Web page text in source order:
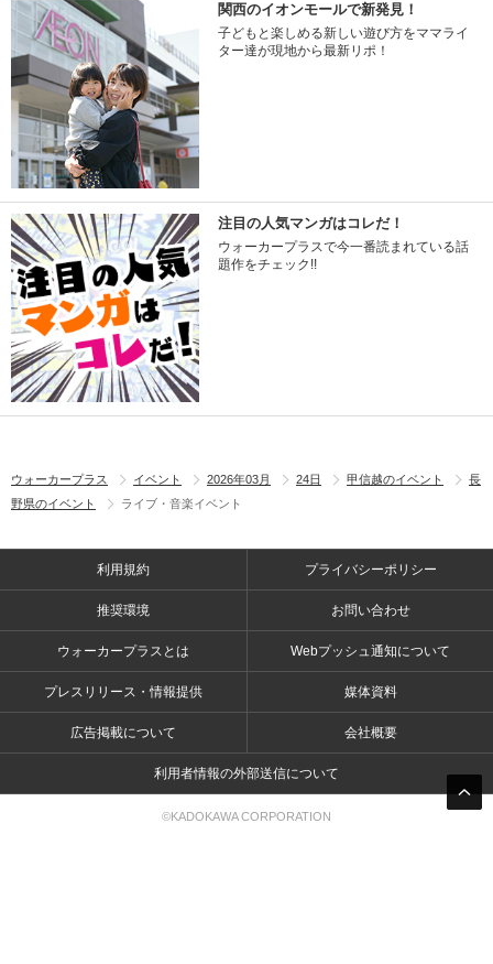
関西のイオンモールで新発見！
子どもと楽しめる新しい遊び方をママライ
ター達が現地から最新リポ！
注目の人気マンガはコレだ！
ウォーカープラスで今一番読まれている話
題作をチェック!!
ウォーカープラス イベント 2026年03月 24日 甲信越のイベント
長
野県のイベント
ライブ・音楽イベント
利用規約 プライバシーポリシー
推奨環境 お問い合わせ
ウォーカープラスとは Webプッシュ通知について
プレスリリース・情報提供 媒体資料
広告掲載について 会社概要
利用者情報の外部送信について
©KADOKAWA CORPORATION